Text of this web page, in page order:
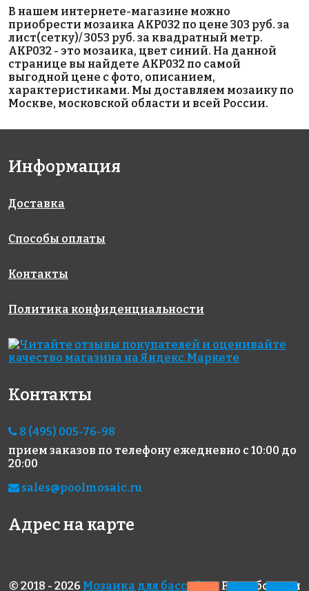
AKP026
306x306
AKP004
300x300
AKP018
306x306
AKP014
306x306
AKP009
300x300
AKP005
AKP013
5600 руб./м²
AKP022
5600 руб./м²
5600 руб./м²
В нашем интернете-магазине можно
приобрести мозаика AKP032 по цене 303 руб. за
лист(сетку)/ 3053 руб. за квадратный метр.
AKP032 - это мозаика, цвет синий. На данной
странице вы найдете AKP032 по самой
выгодной цене с фото, описанием,
характеристиками. Мы доставляем мозаику по
Москве, московской области и всей России.
Информация
Доставка
Способы оплаты
Контакты
Политика конфиденциальности
Контакты
8 (495) 005-76-98
прием заказов по телефону ежедневно с 10:00 до
20:00
sales@poolmosaic.ru
Адрес на карте
© 2018 - 2026 Мозаика для бассейна. Разработка и